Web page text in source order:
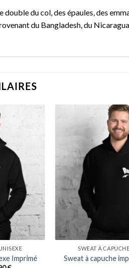
double du col, des épaules, des
du Bangladesh, du
Imprimé
SWEAT À
Sweat à capuche